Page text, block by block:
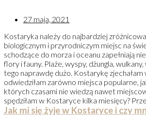
27 maja, 2021
Kostaryka należy do najbardziej
biologicznym i przyrodniczym miejsc na
schodzące do morza i oceanu zapełniają
flory i fauny. Plaże, wyspy, dżungla,
tego naprawdę dużo. Kostarykę zjechałam
odwiedziłam zarówno miejsca popularne,
których czasami nie wiedzą nawet
spędziłam w Kostaryce kilka miesięcy?
Jak mi się żyje w Kostaryce i czy